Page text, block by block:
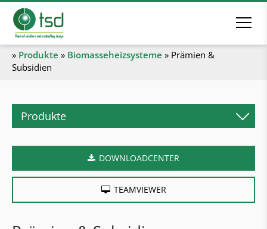
» Produkte » Biomasseheizsysteme » Prämien &
Subsidien
Produkte
Kombikessel
Hackgutkessel
DOWNLOADCENTER
TEAMVIEWER